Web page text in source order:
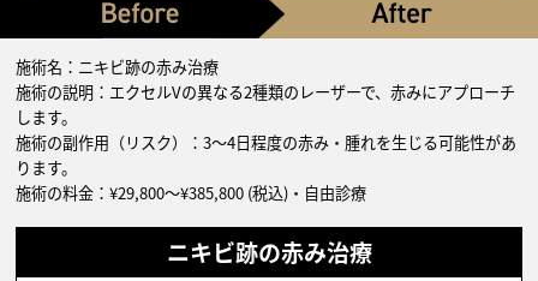
施術名：ニキビ跡の赤み治療
施術の説明：エクセルVの異なる2種類のレーザーで、赤みにアプローチ
します。
施術の副作用（リスク）：3〜4日程度の赤み・腫れを生じる可能性があ
ります。
施術の料金：¥29,800〜¥385,800 (税込)・自由診療
ニキビ跡の赤み治療